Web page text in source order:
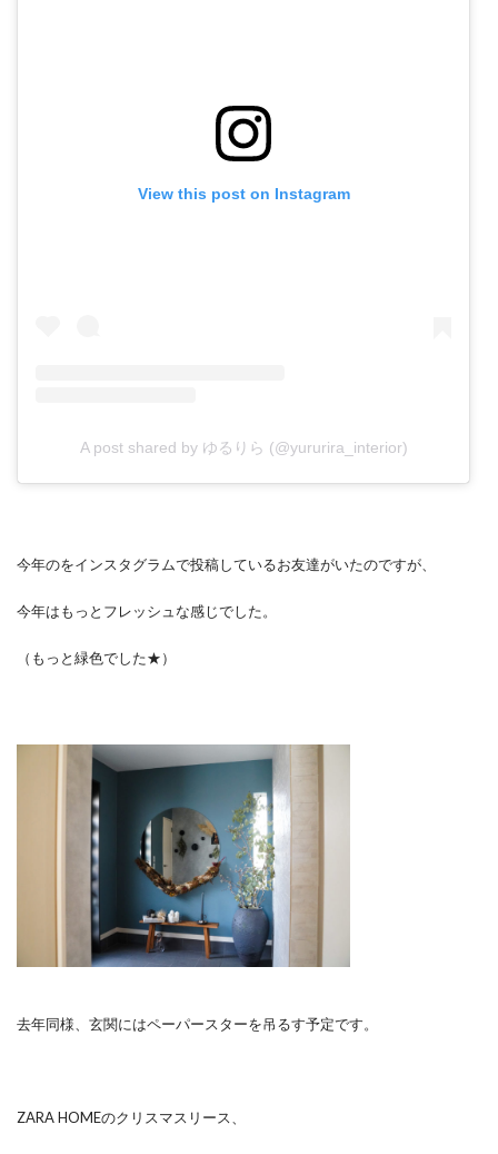
View this post on Instagram
A post shared by ゆるりら (@yururira_interior)
今年のをインスタグラムで投稿しているお友達がいたのですが、
今年はもっとフレッシュな感じでした。
（もっと緑色でした★）
去年同様、玄関にはペーパースターを吊るす予定です。
ZARA HOMEのクリスマスリース、